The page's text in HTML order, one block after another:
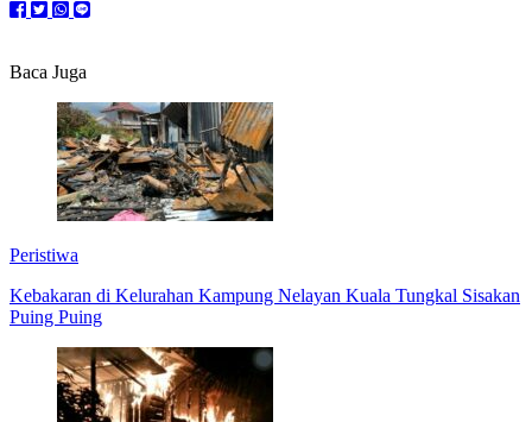
Baca Juga
Peristiwa
Kebakaran di Kelurahan Kampung Nelayan Kuala Tungkal Sisakan
Puing Puing